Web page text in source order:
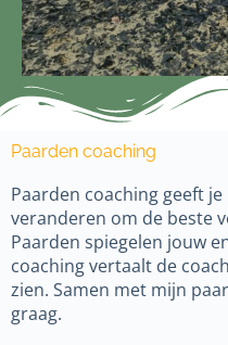
Paarden coaching
Paarden coaching geeft
veranderen om de beste
Paarden spiegelen jouw
coaching vertaalt de
zien. Samen met mijn
graag.